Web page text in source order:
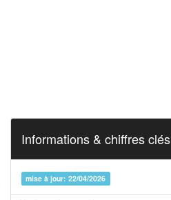
Informations & chiffres clés
mise à jour: 22/04/2026